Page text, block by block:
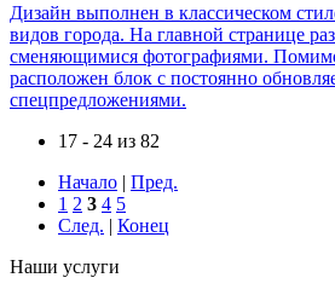
Дизайн выполнен в классическом
видов города. На главной странице
сменяющимися фотографиями.
расположен блок с постоянно
спецпредложениями.
17 - 24 из 82
Начало | Пред.
1 2 3 4 5
След. | Конец
Наши услуги